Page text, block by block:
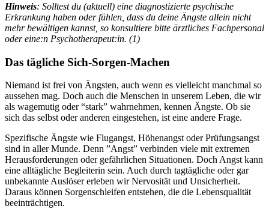
Hin­weis: Solltest du (aktuell) eine diagnostizierte psychische
Erkrankung haben oder fühlen, dass du deine Ängste allein nicht
mehr bewältigen kannst, so konsultiere bitte ärztliches Fachpersonal
oder eine:n Psychotherapeut:in. (1)
Das täg­li­che Sich-Sorgen-Machen
Nie­mand ist frei von Ängs­ten, auch wenn es vielleicht manchmal so
aussehen mag. Doch auch die Menschen in unserem Leben, die wir
als wagemutig oder “stark” wahrnehmen, kennen Ängste. Ob sie
sich das selbst oder anderen eingestehen, ist eine andere Frage.
Spezifische Ängste wie Flugangst, Höhenangst oder Prüfungsangst
sind in aller Munde. Denn ”Angst” verbinden viele mit extremen
Herausforderungen oder gefährlichen Situationen. Doch Angst kann
eine alltägliche Begleiterin sein. Auch durch tagtägliche oder gar
unbekannte Auslöser erleben wir Nervosität und Unsicherheit.
Daraus können Sorgenschleifen entstehen, die die Lebensqualität
beeinträchtigen.